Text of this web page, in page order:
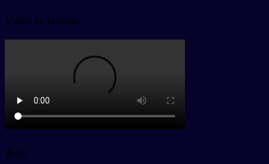
Vidéo de la carte
多么